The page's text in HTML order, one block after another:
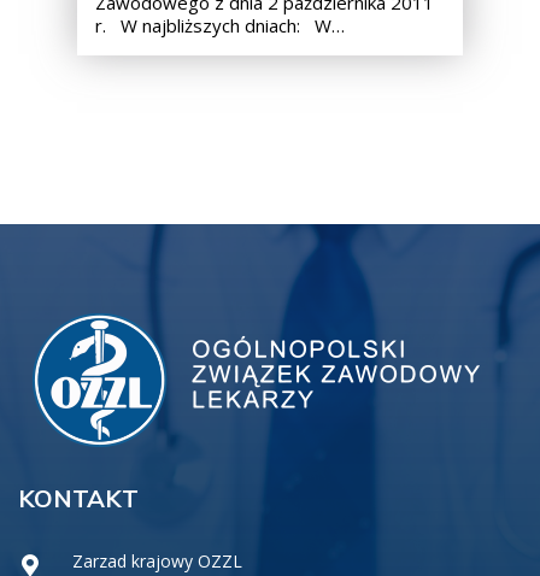
r. W najbliższych dniach: W…
KONTAKT
Zarzad krajowy OZZL